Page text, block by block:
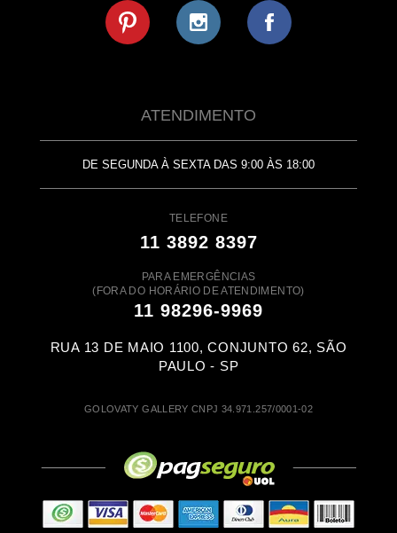
ATENDIMENTO
DE SEGUNDA À SEXTA DAS 9:00 ÀS 18:00
TELEFONE
11 3892 8397
PARA EMERGÊNCIAS
(FORA DO HORÁRIO DE ATENDIMENTO)
11 98296-9969
RUA 13 DE MAIO 1100, CONJUNTO 62, SÃO
PAULO - SP
GOLOVATY GALLERY CNPJ 34.971.257/0001-02